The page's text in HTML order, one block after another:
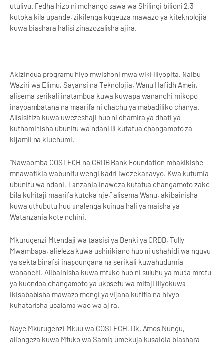
utulivu. Fedha hizo ni mchango sawa wa Shilingi bilioni 2.3
kutoka kila upande, zikilenga kugeuza mawazo ya kiteknolojia
kuwa biashara halisi zinazozalisha ajira.
Akizindua programu hiyo mwishoni mwa wiki iliyopita, Naibu
Waziri wa Elimu, Sayansi na Teknolojia, Wanu Hafidh Ameir,
alisema serikali inatambua kuwa kuwapa wananchi mikopo
inayoambatana na maarifa ni chachu ya mabadiliko chanya.
Alisisitiza kuwa uwezeshaji huo ni dhamira ya dhati ya
kuthaminisha ubunifu wa ndani ili kutatua changamoto za
kijamii na kiuchumi.
“Nawaomba COSTECH na CRDB Bank Foundation mhakikishe
mnawafikia wabunifu wengi kadri iwezekanavyo. Kwa kutumia
ubunifu wa ndani, Tanzania inaweza kutatua changamoto zake
bila kuhitaji maarifa kutoka nje,” alisema Wanu, akibainisha
kuwa uthubutu huu unalenga kuinua hali ya maisha ya
Watanzania kote nchini.
Mkurugenzi Mtendaji wa taasisi ya Benki ya CRDB, Tully
Mwambapa, alieleza kuwa ushirikiano huo ni ushahidi wa nguvu
ya sekta binafsi inapoungana na serikali kuwahudumia
wananchi. Alibainisha kuwa mfuko huo ni suluhu ya muda mrefu
ya kuondoa changamoto ya ukosefu wa mitaji iliyokuwa
ikisababisha mawazo mengi ya vijana kufifia na hivyo
kuhatarisha usalama wao wa ajira.
Naye Mkurugenzi Mkuu wa COSTECH, Dk. Amos Nungu,
aliongeza kuwa Mfuko wa Samia umekuja kusaidia biashara